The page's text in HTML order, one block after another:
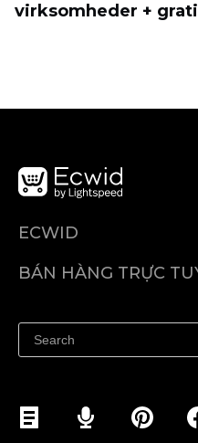
virksomheder +
ECWID
Trung tâm trợ giúp
BÁN HÀNG TRỰC
Quảng bá ở bất cứ đâu
Kiểm soát mọi thứ